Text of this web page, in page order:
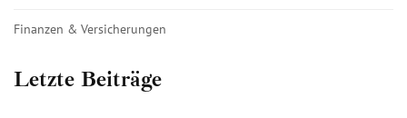
Finanzen & Versicherungen
Letzte Beiträge